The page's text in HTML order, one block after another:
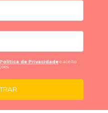
Politica de Privacidadee aceito